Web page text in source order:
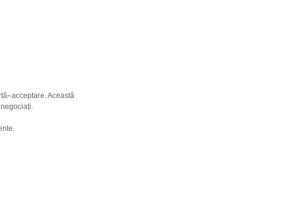
Această